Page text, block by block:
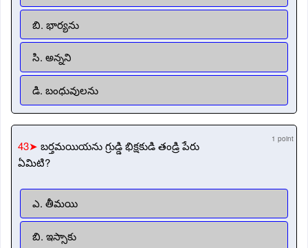
బి. భార్యను
సి. అన్నని
డి. బంధువులను
43➤ బర్తమయియను గ్రుడ్డి భిక్షకుడి తండ్రి పేరు
ఏమిటి?
1 point
ఎ. తీమయి
బి. ఇస్సాకు